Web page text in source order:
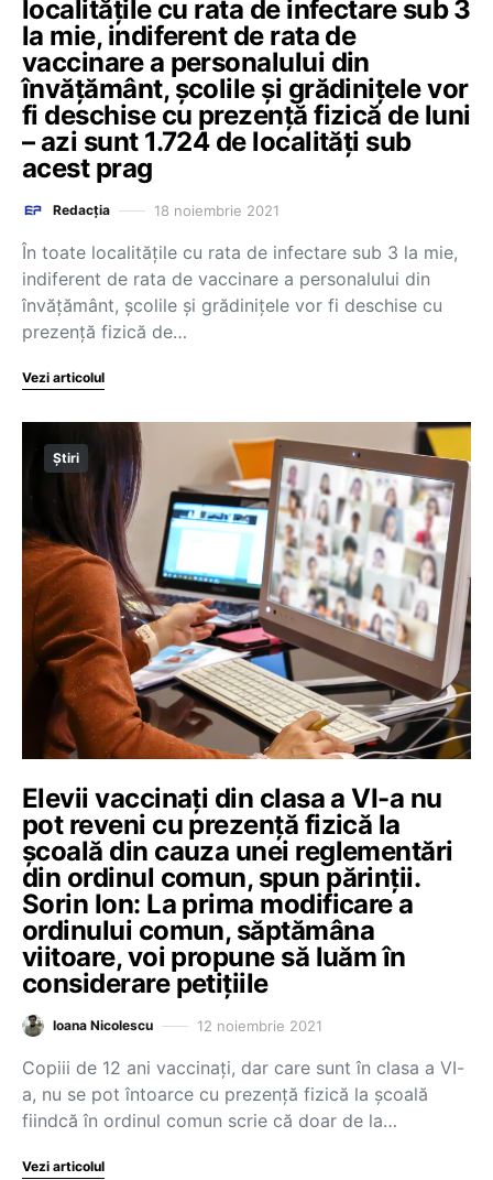
localitățile cu rata de infectare sub 3
la mie, indiferent de rata de
vaccinare a personalului din
învățământ, școlile și grădinițele vor
fi deschise cu prezență fizică de luni
– azi sunt 1.724 de localități sub
acest prag
Redacția 18 noiembrie 2021
În toate localitățile cu rata de infectare sub 3 la mie,
indiferent de rata de vaccinare a personalului din
învățământ, școlile și grădinițele vor fi deschise cu
prezență fizică de…
Vezi articolul
Știri
Elevii vaccinați din clasa a VI-a nu
pot reveni cu prezență fizică la
școală din cauza unei reglementări
din ordinul comun, spun părinții.
Sorin Ion: La prima modificare a
ordinului comun, săptămâna
viitoare, voi propune să luăm în
considerare petițiile
Ioana Nicolescu 12 noiembrie 2021
Copiii de 12 ani vaccinați, dar care sunt în clasa a VI-
a, nu se pot întoarce cu prezență fizică la școală
fiindcă în ordinul comun scrie că doar de la…
Vezi articolul